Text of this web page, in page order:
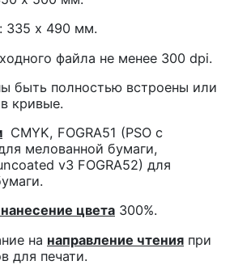
335 х 490 мм.
файла не менее 300 dpi.
быть полностью встроены или
кривые.
CMYK, FOGRA51 (PSO с
мелованной бумаги,
v3 FOGRA52) для
цвета 300%.
на направление чтения при
для печати.